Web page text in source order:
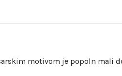
motivom je popoln mali